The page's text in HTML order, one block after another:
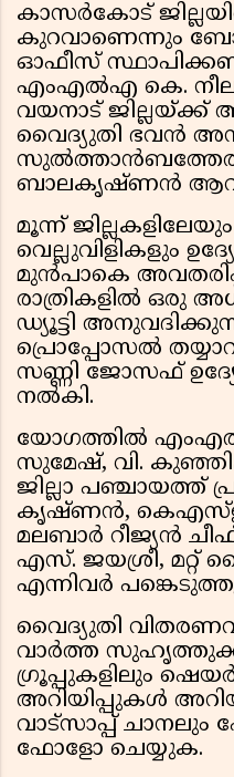
കാസർകോട്
കുറവാണെന്നും
ഓഫീസ്
എംഎൽഎ കെ.
വയനാട് ജില്ലയ്ക്ക്
വൈദ്യുതി ഭവൻ
ബാലകൃഷ്ണൻ
മൂന്ന്
വെല്ലുവിളികളും
മുൻപാകെ
രാത്രികളിൽ ഒരു
ഡ്യൂട്ടി
പ്രൊപ്പോസൽ
സണ്ണി ജോസഫ്
നൽകി.
യോഗത്തിൽ
സുമേഷ്, വി.
ജില്ലാ പഞ്ചായത്ത്
കൃഷ്ണൻ,
മലബാർ റീജ്യൻ
എസ്. ജയശ്രീ, മറ്റ്
എന്നിവർ
വൈദ്യുതി
വാർത്ത
ഗ്രൂപ്പുകളിലും
അറിയിപ്പുകൾ
വാട്സാപ്പ്
ഫോളോ ചെയ്യുക.